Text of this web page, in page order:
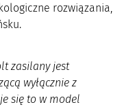
rozwiązania,
zasilany jest
wyłącznie z
się to w model